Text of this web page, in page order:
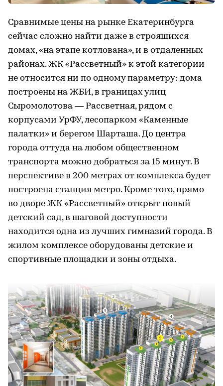
Сравнимые цены на рынке Екатеринбурга
сейчас сложно найти даже в строящихся
домах, «на этапе котлована», и в отдаленных
районах. ЖК «Рассветный» к этой категории
не относится ни по одному параметру: дома
построены на ЖБИ, в границах улиц
Сыромолотова — Рассветная, рядом с
корпусами УрФУ, лесопарком «Каменные
палатки» и берегом Шарташа. До центра
города оттуда на любом общественном
транспорта можно добраться за 15 минут. В
перспективе в 200 метрах от комплекса будет
построена станция метро. Кроме того, прямо
во дворе ЖК «Рассветный» открыт новый
детский сад, в шаговой доступности
находится одна из лучших гимназий города. В
жилом комплексе оборудованы детские и
спортивные площадки и зоны отдыха.